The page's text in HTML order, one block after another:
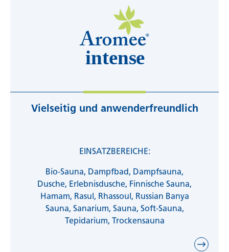
Beim Einsatz in der Sauna, die
Duftlösung erst dem Aufgusswasser
beimengen. Nicht unverdünnt auf den
Saunaofen gießen- Brandgefahr
Duftkompositionen bei Kemitron in
Deutschland, Europe
Vielseitig und anwenderfreundlich
EINSATZBEREICHE:
Bio-Sauna, Dampfbad, Dampfsauna,
Dusche, Erlebnisdusche, Finnische Sauna,
Hamam, Rasul, Rhassoul, Russian Banya
Sauna, Sanarium, Sauna, Soft-Sauna,
Tepidarium, Trockensauna